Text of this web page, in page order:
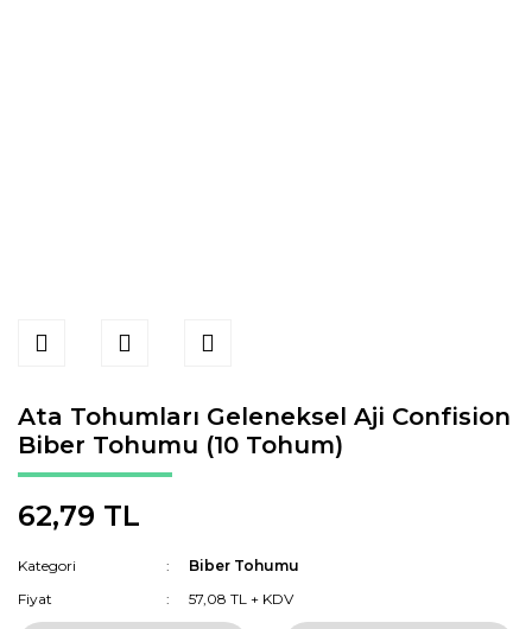
Ata Tohumları Geleneksel Aji Confision
Biber Tohumu (10 Tohum)
62,79 TL
Kategori
Biber Tohumu
Fiyat
57,08 TL + KDV